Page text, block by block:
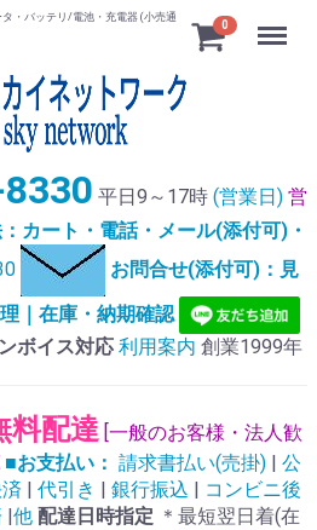
・バッテリ/電池・充電器 (小売通
0 Menu
平日9～17時 (営業日) 営
カート・電話・メール(添付可)・
お問合せ(添付可)：見
｜在庫・納期確認
ボイス対応 利用案内 創業1999年
料配達 [一般のお客様・法人歓
■お支払い： 請求書払い(売掛) | 公
| 代引き | 銀行振込 | コンビニ後
|他 配達日時指定 ＊最短翌日着(在